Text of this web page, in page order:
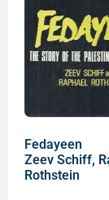
Fedayeen
Zeev Schiff,
Rothstein